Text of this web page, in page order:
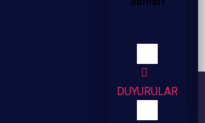
DUYURULAR